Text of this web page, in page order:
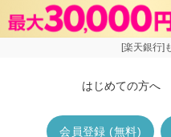
[楽天銀行]
はじめての方へ
会員登録 (無料)